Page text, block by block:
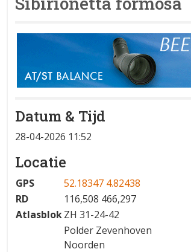
Datum & Tijd
28-04-2026 11:52
Locatie
GPS
52.18347 4.82438
RD
116,508 466,297
AtlasblokZH 31-24-42
Polder Zevenhoven
Noorden